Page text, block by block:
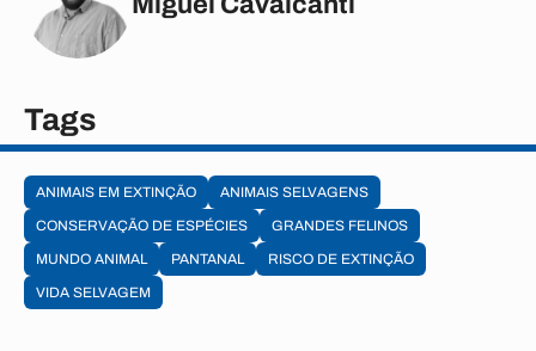
Tags
ANIMAIS EM EXTINÇÃO
ANIMAIS SELVAGENS
CONSERVAÇÃO DE ESPÉCIES
GRANDES FELINOS
MUNDO ANIMAL
PANTANAL
RISCO DE EXTINÇÃO
VIDA SELVAGEM